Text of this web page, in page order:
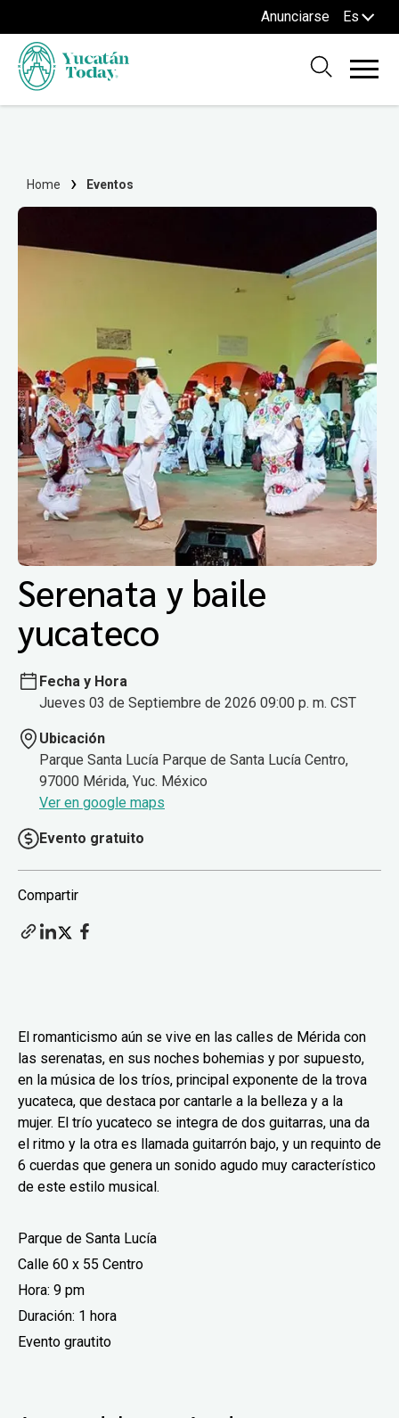
Anunciarse Es
Home Eventos
Serenata y baile
yucateco
Fecha y Hora
Jueves 03 de Septiembre de 2026 09:00 p. m. CST
Ubicación
Parque Santa Lucía Parque de Santa Lucía Centro,
97000 Mérida, Yuc. México
Ver en google maps
Evento gratuito
Compartir
El romanticismo aún se vive en las calles de Mérida con
las serenatas, en sus noches bohemias y por supuesto,
en la música de los tríos, principal exponente de la trova
yucateca, que destaca por cantarle a la belleza y a la
mujer. El trío yucateco se integra de dos guitarras, una da
el ritmo y la otra es llamada guitarrón bajo, y un requinto de
6 cuerdas que genera un sonido agudo muy característico
de este estilo musical.
Parque de Santa Lucía
Calle 60 x 55 Centro
Hora: 9 pm
Duración: 1 hora
Evento grautito